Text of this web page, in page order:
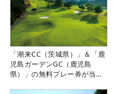
「潮来CC（茨城県）」＆「鹿
児島ガーデンGC（鹿児島
県）」の無料プレー券が当た